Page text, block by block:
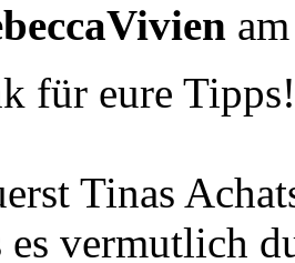
für eure Tipps!
Tinas
es vermutlich